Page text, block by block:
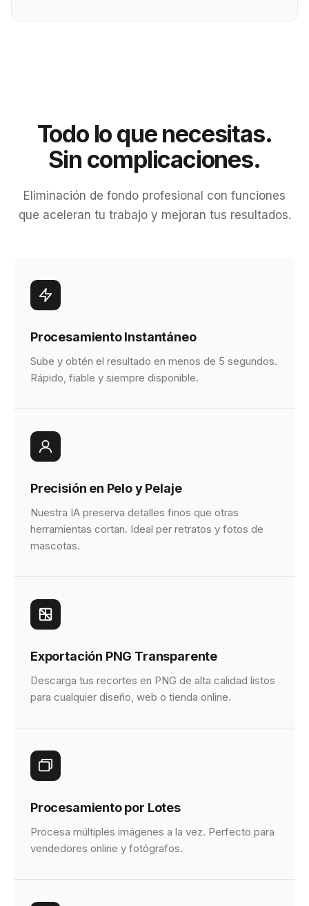
Todo lo que necesitas.
Sin complicaciones.
Eliminación de fondo profesional con funciones
que aceleran tu trabajo y mejoran tus resultados.
Procesamiento Instantáneo
Sube y obtén el resultado en menos de 5 segundos.
Rápido, fiable y siempre disponible.
Precisión en Pelo y Pelaje
Nuestra IA preserva detalles finos que otras
herramientas cortan. Ideal per retratos y fotos de
mascotas.
Exportación PNG Transparente
Descarga tus recortes en PNG de alta calidad listos
para cualquier diseño, web o tienda online.
Procesamiento por Lotes
Procesa múltiples imágenes a la vez. Perfecto para
vendedores online y fotógrafos.